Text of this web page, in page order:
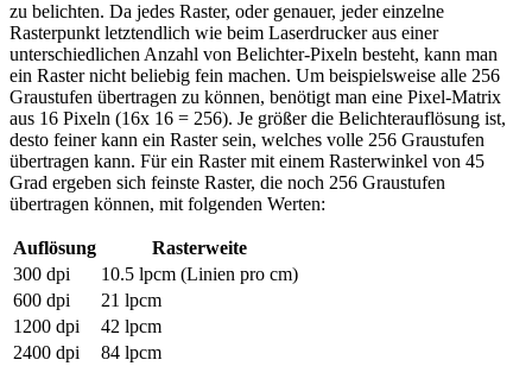
zu belichten. Da jedes Raster, oder genauer, jeder einzelne
Rasterpunkt letztendlich wie beim Laserdrucker aus einer
unterschiedlichen Anzahl von Belichter-Pixeln besteht, kann man
ein Raster nicht beliebig fein machen. Um beispielsweise alle 256
Graustufen übertragen zu können, benötigt man eine Pixel-Matrix
aus 16 Pixeln (16x 16 = 256). Je größer die Belichterauflösung ist,
desto feiner kann ein Raster sein, welches volle 256 Graustufen
übertragen kann. Für ein Raster mit einem Rasterwinkel von 45
Grad ergeben sich feinste Raster, die noch 256 Graustufen
übertragen können, mit folgenden Werten:
Auflösung
Rasterweite
300 dpi
10.5 lpcm (Linien pro cm)
600 dpi
21 lpcm
1200 dpi
42 lpcm
2400 dpi
84 lpcm